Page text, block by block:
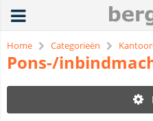
Home Categorieën
Pons-/